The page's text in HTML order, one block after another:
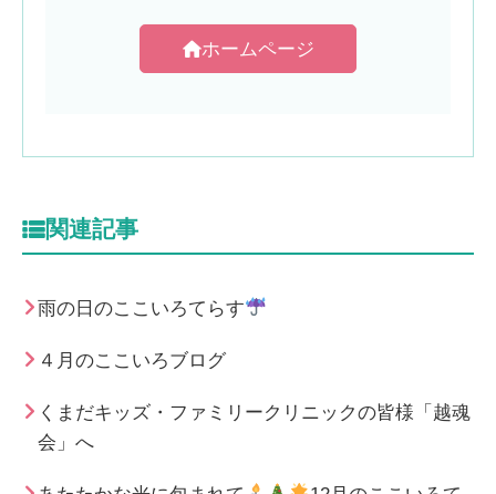
ホームページ
関連記事
雨の日のここいろてらす
４月のここいろブログ
くまだキッズ・ファミリークリニックの皆様「越魂
会」へ